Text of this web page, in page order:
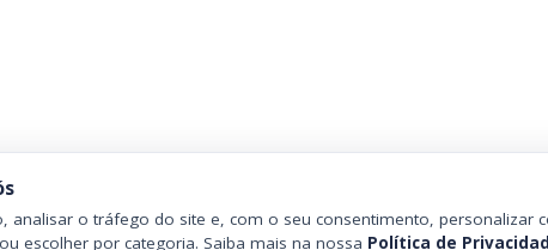
analisar o tráfego do site e, com o seu consentimento, personalizar
escolher por categoria. Saiba mais na nossa Política de